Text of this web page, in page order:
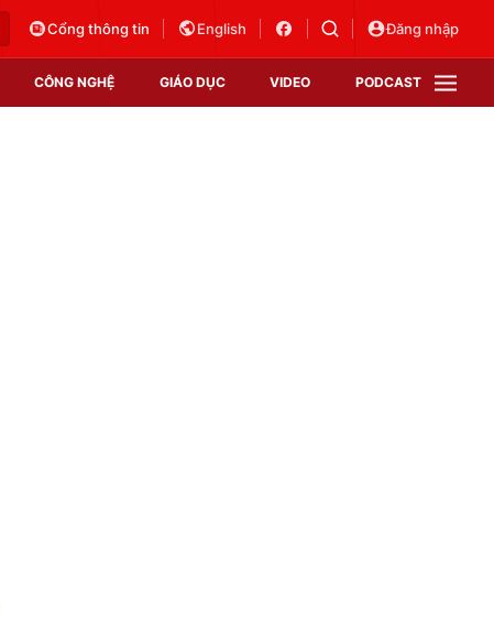
Cổng thông tin English Đăng nhập
CÔNG NGHỆ GIÁO DỤC VIDEO PODCAST